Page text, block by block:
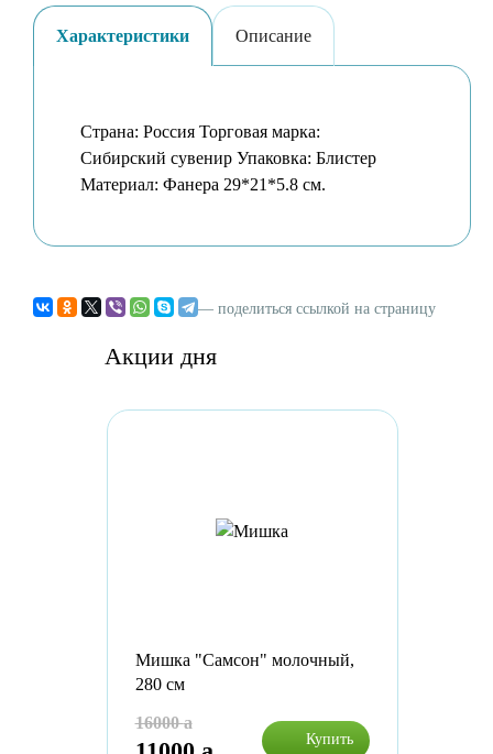
Характеристики Описание
Страна: Россия Торговая марка:
Сибирский сувенир Упаковка: Блистер
Материал: Фанера 29*21*5.8 см.
— поделиться ссылкой на страницу
Акции дня
Мишка "Самсон" молочный,
280 см
16000a
Купить